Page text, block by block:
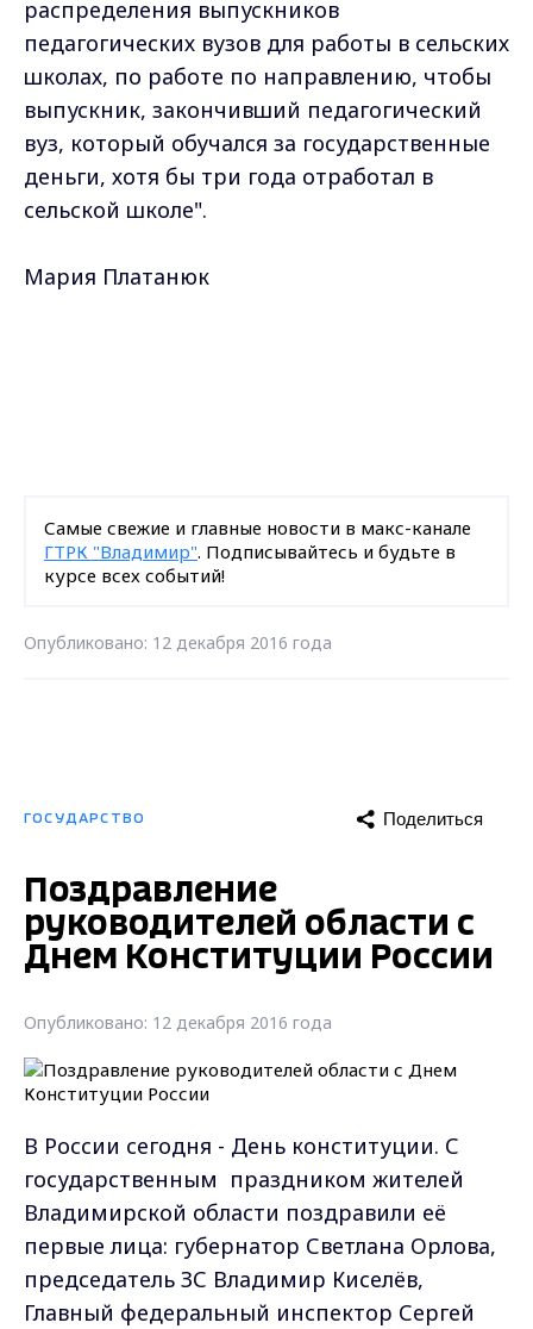
распределения выпускников
педагогических вузов для работы в сельских
школах, по работе по направлению, чтобы
выпускник, закончивший педагогический
вуз, который обучался за государственные
деньги, хотя бы три года отработал в
сельской школе".
Мария Платанюк
Самые свежие и главные новости в макс-канале
ГТРК "Владимир". Подписывайтесь и будьте в
курсе всех событий!
Опубликовано: 12 декабря 2016 года
ГОСУДАРСТВО Поделиться
Поздравление
руководителей области с
Днем Конституции России
Опубликовано: 12 декабря 2016 года
В России сегодня - День конституции. С
государственным праздником жителей
Владимирской области поздравили её
первые лица: губернатор Светлана Орлова,
председатель ЗС Владимир Киселёв,
Главный федеральный инспектор Сергей